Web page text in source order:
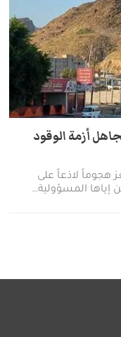
أزمة الوقود
هجوماً لاذعاً على
إياها المسؤولية…